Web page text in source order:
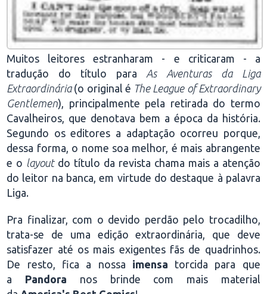
Muitos leitores estranharam - e criticaram - a
tradução do título para As Aventuras da Liga
Extraordinária(o original é The League of Extraordinary
Gentlemen), principalmente pela retirada do termo
Cavalheiros, que denotava bem a época da história.
Segundo os editores a adaptação ocorreu porque,
dessa forma, o nome soa melhor, é mais abrangente
e o layout do título da revista chama mais a atenção
do leitor na banca, em virtude do destaque à palavra
Liga.
Pra finalizar, com o devido perdão pelo trocadilho,
trata-se de uma edição extraordinária, que deve
satisfazer até os mais exigentes fãs de quadrinhos.
De resto, fica a nossa imensa torcida para que
a Pandora nos brinde com mais material